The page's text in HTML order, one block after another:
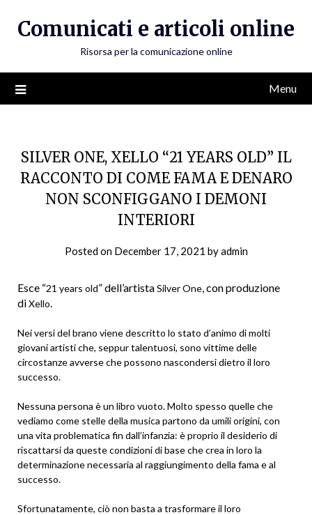
Comunicati e articoli online
Risorsa per la comunicazione online
Menu
SILVER ONE, XELLO “21 YEARS OLD” IL
RACCONTO DI COME FAMA E DENARO
NON SCONFIGGANO I DEMONI
INTERIORI
Posted on December 17, 2021 byadmin
Esce “21 years old” dell’artistaSilver One, con produzione
diXello.
Nei versi del brano viene descritto lo stato d’animo di molti
giovani artisti che, seppur talentuosi, sono vittime delle
circostanze avverse che possono nascondersi dietro il loro
successo.
Nessuna persona è un libro vuoto. Molto spesso quelle che
vediamo come stelle della musica partono da umili origini, con
una vita problematica fin dall’infanzia: è proprio il desiderio di
riscattarsi da queste condizioni di base che crea in loro la
determinazione necessaria al raggiungimento della fama e al
successo.
Sfortunatamente, ciò non basta a trasformare il loro